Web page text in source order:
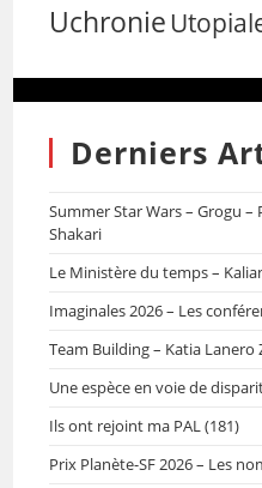
Uchronie
Derniers
Summer Star Wars – Grogu –
Shakari
Le Ministère du temps –
Imaginales 2026 – Les
Team Building – Katia Lanero
Une espèce en voie de
Ils ont rejoint ma PAL (181)
Prix Planète-SF 2026 – Les